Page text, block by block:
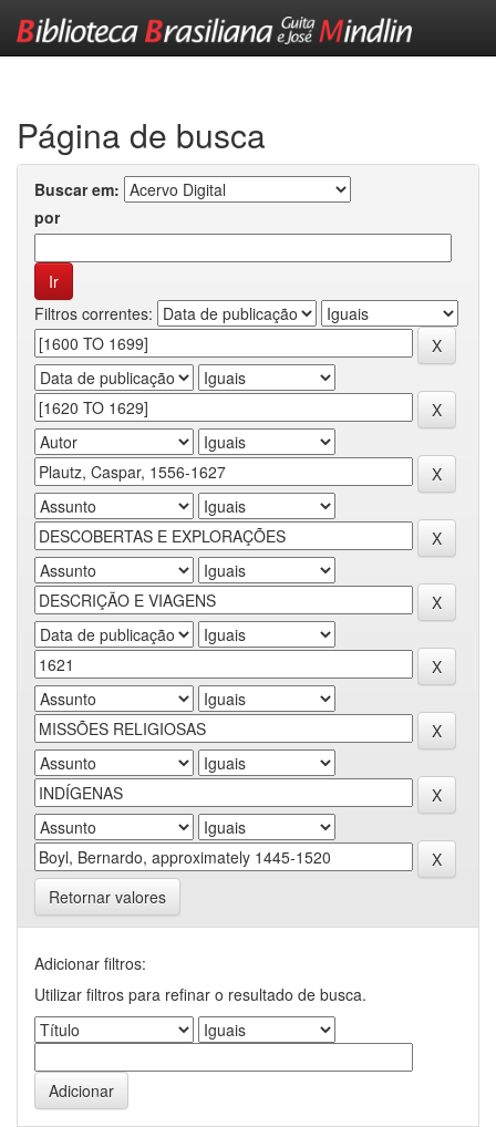
Página de busca
Buscar em:
por
Filtros correntes:
Retornar valores
Adicionar filtros:
Utilizar filtros para refinar o resultado de busca.